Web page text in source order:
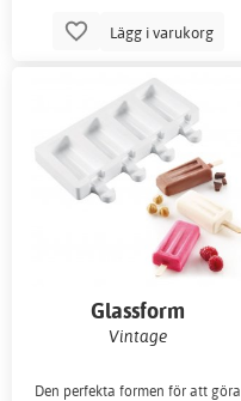
Lägg i varukorg
Glassform
Vintage
Den perfekta formen för att göra